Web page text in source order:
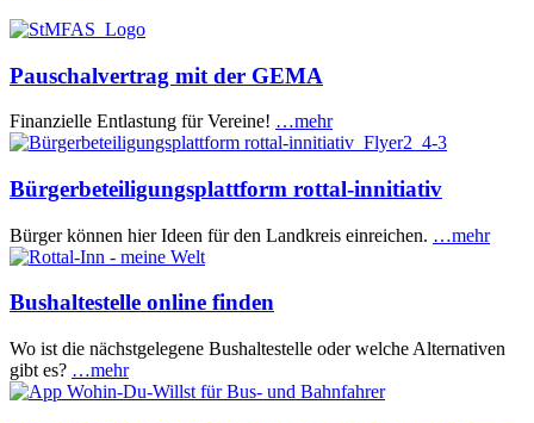
Pauschalvertrag mit der GEMA
Finanzielle Entlastung für Vereine! …mehr
Bürgerbeteiligungsplattform rottal-innitiativ
Bürger können hier Ideen für den Landkreis einreichen. …mehr
Bushaltestelle online finden
Wo ist die nächstgelegene Bushaltestelle oder welche Alternativen
gibt es? …mehr